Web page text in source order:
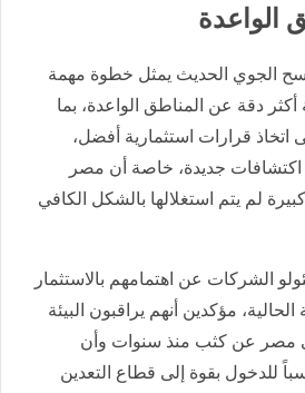
الواعدة
الجوي الحديث يمثل خطوة مهمة
أكثر دقة عن المناطق الواعدة، بما
اتخاذ قرارات استثمارية أفضل،
جديدة، خاصة أن مصر
لم يتم استغلالها بالشكل الكافي
الشركات عن اهتمامهم بالاستثمار
مؤكدين أنهم يراقبون البيئة
في مصر عن كثب منذ سنوات وأن
للدخول بقوة إلى قطاع التعدين